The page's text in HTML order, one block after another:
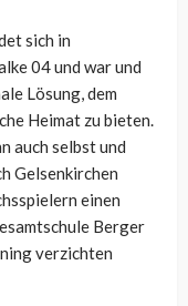
sich in
04 und war und
Lösung, dem
Heimat zu bieten.
auch selbst und
Gelsenkirchen
einen
Berger
verzichten